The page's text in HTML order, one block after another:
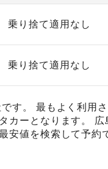
乗り捨て適用なし
乗り捨て適用なし
す。 最もよく利用
カーとなります。 広
安値を検索して予約